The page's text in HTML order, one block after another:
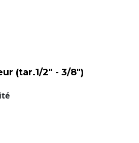
(tar.1/2" - 3/8")
1/2" - 3/8"